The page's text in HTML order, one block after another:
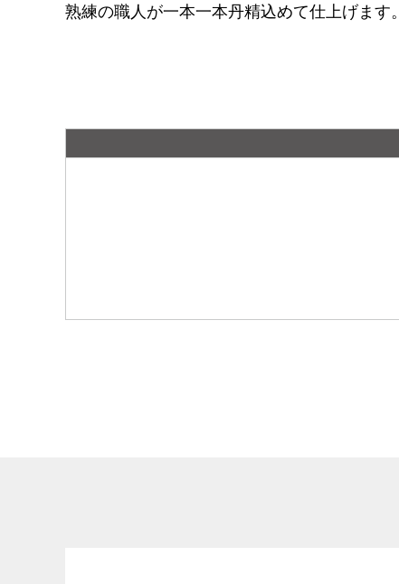
熟練の職人が一本一本丹精込めて仕上げます。